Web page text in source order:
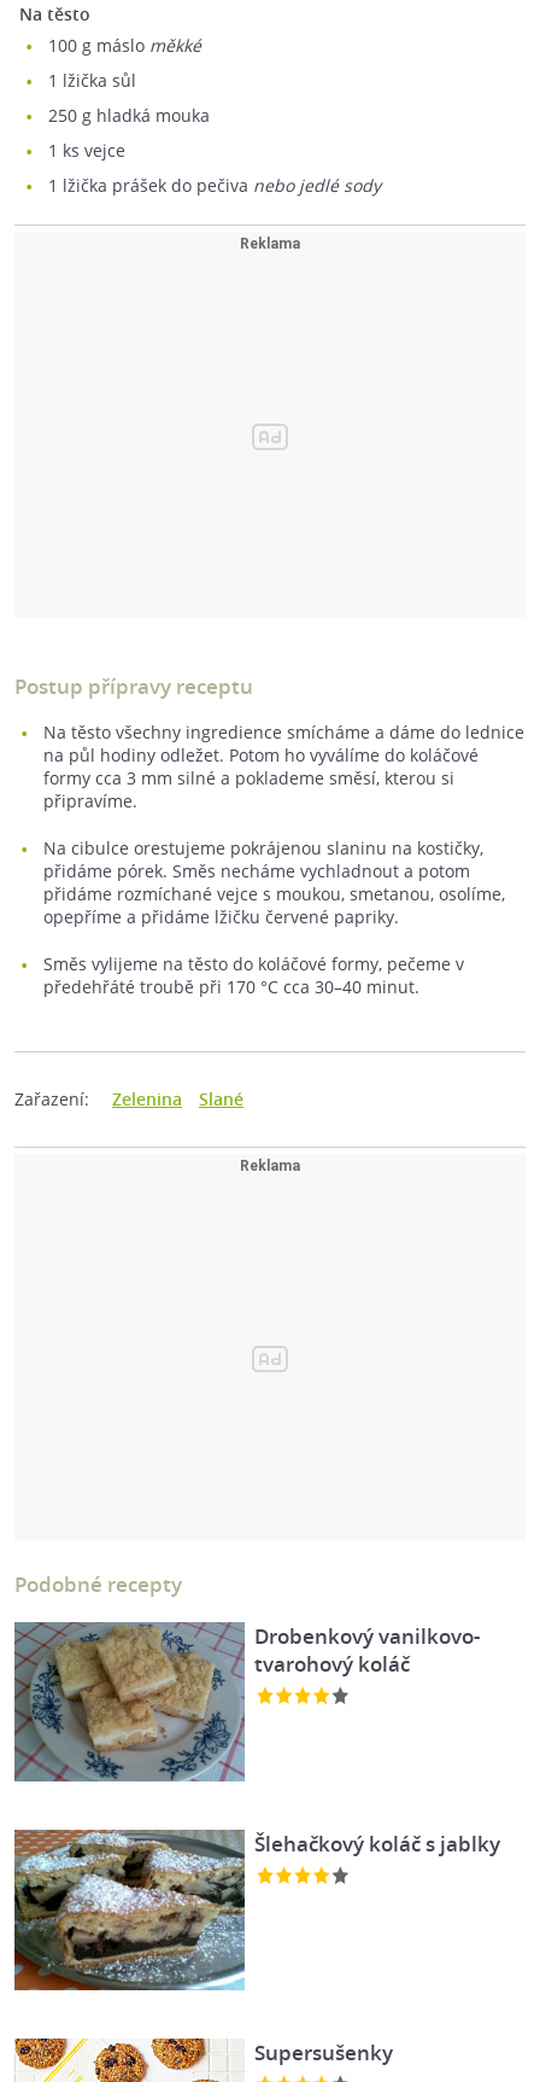
Na těsto
100 g máslo měkké
1 lžička sůl
250 g hladká mouka
1 ks vejce
1 lžička prášek do pečiva nebo jedlé sody
Postup přípravy receptu
Na těsto všechny ingredience smícháme a dáme do lednice
na půl hodiny odležet. Potom ho vyválíme do koláčové
formy cca 3 mm silné a poklademe směsí, kterou si
připravíme.
Na cibulce orestujeme pokrájenou slaninu na kostičky,
přidáme pórek. Směs necháme vychladnout a potom
přidáme rozmíchané vejce s moukou, smetanou, osolíme,
opepříme a přidáme lžičku červené papriky.
Směs vylijeme na těsto do koláčové formy, pečeme v
předehřáté troubě při 170 °C cca 30–40 minut.
Zařazení: Zelenina Slané
Podobné recepty
Drobenkový vanilkovo-
tvarohový koláč
Šlehačkový koláč s jablky
Supersušenky